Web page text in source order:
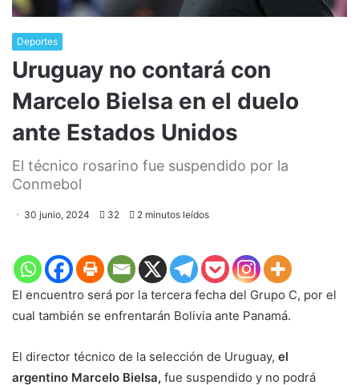
Deportes
Uruguay no contará con
Marcelo Bielsa en el duelo
ante Estados Unidos
El técnico rosarino fue suspendido por la
Conmebol
30 junio, 2024 32 2 minutos leídos
El encuentro será por la tercera fecha del Grupo C, por el
cual también se enfrentarán Bolivia ante Panamá.
El director técnico de la selección de Uruguay, el
argentino Marcelo Bielsa, fue suspendido y no podrá